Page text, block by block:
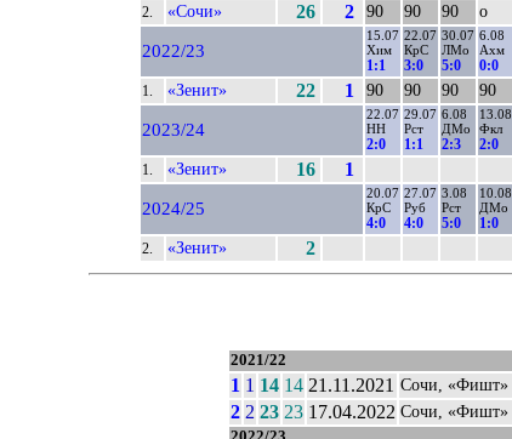
2. «Сочи» 26 2 90 90 90 о
2022/23
15.07
Хим
1:1
22.07
КрС
3:0
30.07
ЛМо
5:0
6.08
Ахм
0:0
1. «Зенит» 22 1 90 90 90 90
2023/24
22.07
НН
2:0
29.07
Рст
1:1
6.08
ДМо
2:3
13.08
Фкл
2:0
1. «Зенит» 16 1
2024/25
20.07
КрС
4:0
27.07
Руб
4:0
3.08
Рст
5:0
10.08
ДМо
1:0
2. «Зенит» 2
2021/22
1 1 14 14 21.11.2021 Сочи, «Фишт»
2 2 23 23 17.04.2022 Сочи, «Фишт»